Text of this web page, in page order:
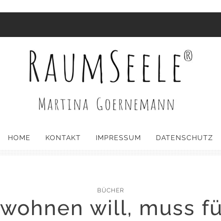
HOME KONTAKT IMPRESSUM DATENSCHUTZ
BÜCHER
will, muss